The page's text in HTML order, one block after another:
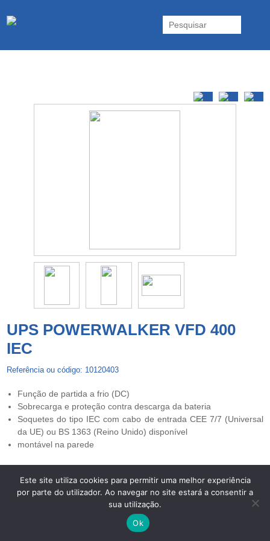
Inversores e acessórios. Portugal.
UPS POWERWALKER VFD 400
IEC
Referência ou código: 10120403
Função de partida a frio (DC)
Sobrecarga e proteção contra descarga da bateria
Soquetes do tipo IEC com cabo de entrada CEE 7/7 (Universal
da UE) ou BS 1363 (Reino Unido) disponível
montável na parede
Copyright © 2026 UPS Powerwalker. Todos os direitos
Centros de Arbitragem- Termos de Privacidade e
Livro de Reclamações Eletrónico
Este site utiliza cookies para permitir uma melhor experiência
por parte do utilizador. Ao navegar no site estará a consentir a
sua utilização.
Ok